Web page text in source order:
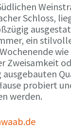
Schloss,
ein
Zweisamkeit
probiert
werden.